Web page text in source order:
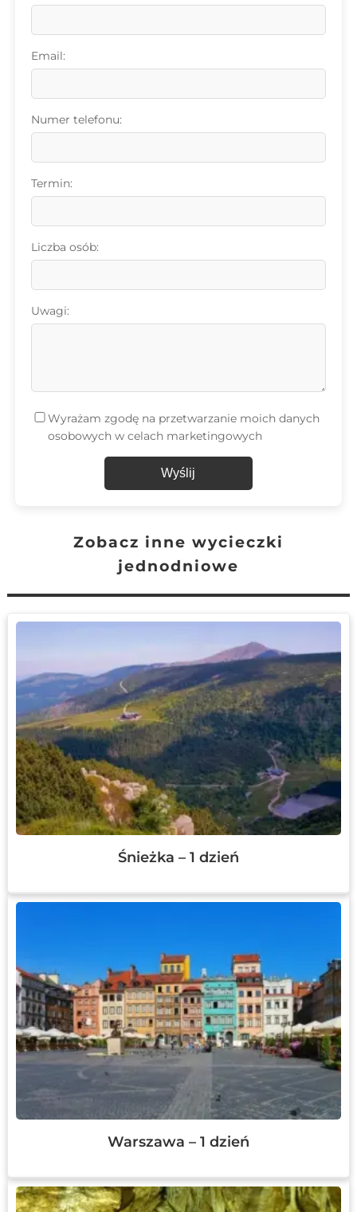
Email:
Numer telefonu:
Termin:
Liczba osób:
Uwagi:
Wyrażam zgodę na przetwarzanie moich danych
osobowych w celach marketingowych
Wyślij
Zobacz inne wycieczki
jednodniowe
Śnieżka – 1 dzień
Warszawa – 1 dzień